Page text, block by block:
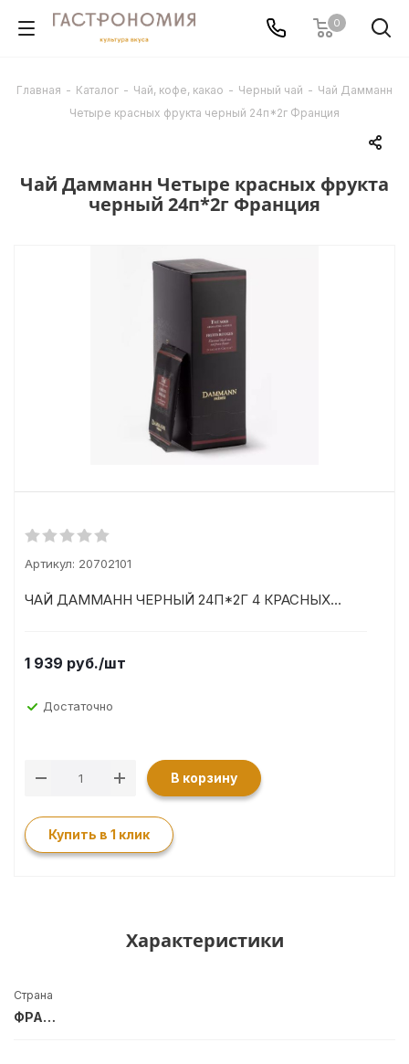
0
Главная - Каталог - Чай, кофе, какао - Черный чай - Чай Дамманн
Четыре красных фрукта черный 24п*2г Франция
Чай Дамманн Четыре красных фрукта
черный 24п*2г Франция
Артикул: 20702101
ЧАЙ ДАММАНН ЧЕРНЫЙ 24П*2Г 4 КРАСНЫХ...
1 939 руб./шт
Достаточно
В корзину
Купить в 1 клик
Характеристики
Страна
ФРАНЦИЯ